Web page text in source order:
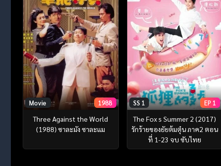
Movie 1988
Three Against the World
(1988) ซาละมัง ซาละแม
SS 1 EP 1
The Fox s Summer 2 (2017)
รักร้ายของยัยต้มตุ๋น ภาค2 ตอน
ที่ 1-23 จบ ซับไทย